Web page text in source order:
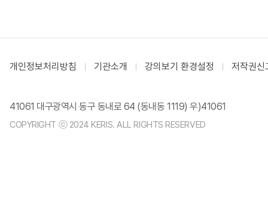
개인정보처리방침 기관소개 강의보기 환경설정 저작권신
41061 대구광역시 동구 동내로 64 (동내동 1119) 우)41061
COPYRIGHT ⓒ 2024 KERIS. ALL RIGHTS RESERVED